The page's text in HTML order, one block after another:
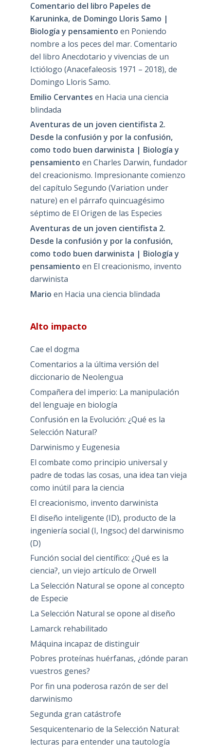
Comentario del libro Papeles de
Karuninka, de Domingo Lloris Samo |
Biología y pensamiento en Poniendo
nombre a los peces del mar. Comentario
del libro Anecdotario y vivencias de un
Ictiólogo (Anacefaleosis 1971 – 2018), de
Domingo Lloris Samo.
Emilio Cervantes en Hacia una ciencia
blindada
Aventuras de un joven cientifista 2.
Desde la confusión y por la confusión,
como todo buen darwinista | Biología y
pensamiento en Charles Darwin, fundador
del creacionismo. Impresionante comienzo
del capítulo Segundo (Variation under
nature) en el párrafo quincuagésimo
séptimo de El Origen de las Especies
Aventuras de un joven cientifista 2.
Desde la confusión y por la confusión,
como todo buen darwinista | Biología y
pensamiento en El creacionismo, invento
darwinista
Mario en Hacia una ciencia blindada
Alto impacto
Cae el dogma
Comentarios a la última versión del
diccionario de Neolengua
Compañera del imperio: La manipulación
del lenguaje en biología
Confusión en la Evolución: ¿Qué es la
Selección Natural?
Darwinismo y Eugenesia
El combate como principio universal y
padre de todas las cosas, una idea tan vieja
como inútil para la ciencia
El creacionismo, invento darwinista
El diseño inteligente (ID), producto de la
ingeniería social (I, Ingsoc) del darwinismo
(D)
Función social del científico: ¿Qué es la
ciencia?, un viejo artículo de Orwell
La Selección Natural se opone al concepto
de Especie
La Selección Natural se opone al diseño
Lamarck rehabilitado
Máquina incapaz de distinguir
Pobres proteínas huérfanas, ¿dónde paran
vuestros genes?
Por fin una poderosa razón de ser del
darwinismo
Segunda gran catástrofe
Sesquicentenario de la Selección Natural:
lecturas para entender una tautología